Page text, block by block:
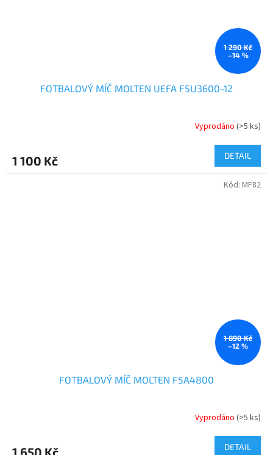
1 290 Kč
–14 %
FOTBALOVÝ MÍČ MOLTEN UEFA F5U3600-12
Vyprodáno (>5 ks)
1 100 Kč DETAIL
1 890 Kč
–12 %
FOTBALOVÝ MÍČ MOLTEN F5A4800
Vyprodáno (>5 ks)
1 650 Kč DETAIL
Kód: MF82